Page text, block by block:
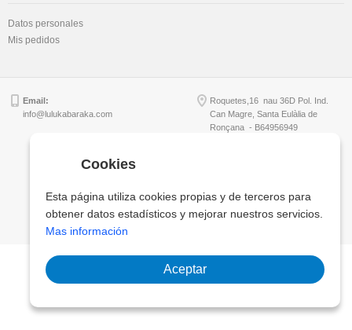
Datos personales
Mis pedidos
Email:
info@lulukabaraka.com
Roquetes,16 nau 36D Pol. Ind.
Can Magre, Santa Eulàlia de
Ronçana - B64956949
Cookies
Esta página utiliza cookies propias y de terceros para
obtener datos estadísticos y mejorar nuestros servicios.
Mas información
Aceptar